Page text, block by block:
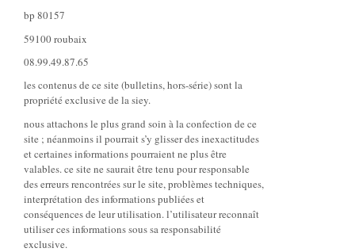
bp 80157
59100 roubaix
08.99.49.87.65
les contenus de ce site (bulletins, hors-série) sont la
propriété exclusive de la siey.
nous attachons le plus grand soin à la confection de ce
site ; néanmoins il pourrait s’y glisser des inexactitudes
et certaines informations pourraient ne plus être
valables. ce site ne saurait être tenu pour responsable
des erreurs rencontrées sur le site, problèmes techniques,
interprétation des informations publiées et
conséquences de leur utilisation. l’utilisateur reconnaît
utiliser ces informations sous sa responsabilité
exclusive.